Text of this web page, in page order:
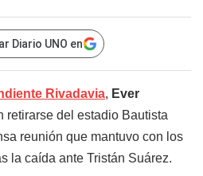
Diario UNO en
Rivadavia, Ever
retirarse del estadio Bautista
reunión que mantuvo con los
la caída ante Tristán Suárez.